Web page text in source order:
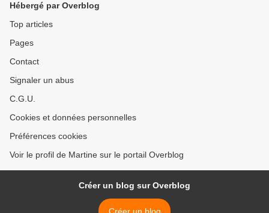
Hébergé par Overblog
Top articles
Pages
Contact
Signaler un abus
C.G.U.
Cookies et données personnelles
Préférences cookies
Voir le profil de Martine sur le portail Overblog
Créer un blog sur Overblog